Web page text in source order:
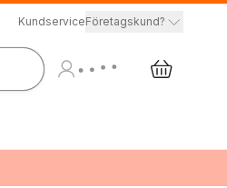
KundserviceFöretagskund?